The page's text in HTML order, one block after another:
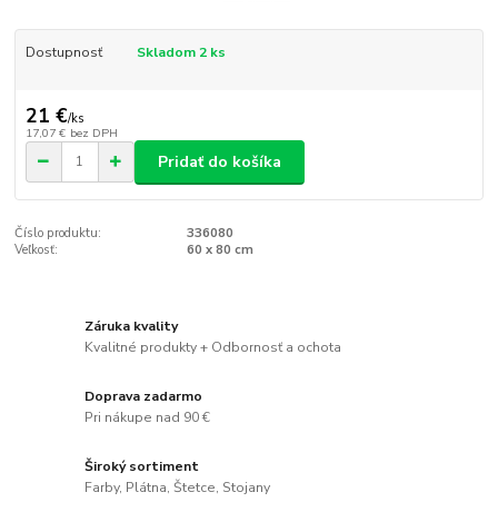
Dostupnosť Skladom 2 ks
21 €/ks
17,07 € bez DPH
Pridať do košíka
Číslo produktu:
336080
Veľkosť:
60 x 80 cm
Záruka kvality
Kvalitné produkty + Odbornosť a ochota
Doprava zadarmo
Pri nákupe nad 90 €
Široký sortiment
Farby, Plátna, Štetce, Stojany